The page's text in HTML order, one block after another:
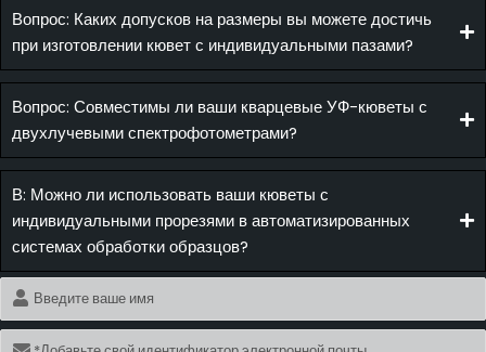
Вопрос: Каких допусков на размеры вы можете достичь
при изготовлении кювет с индивидуальными пазами?
Вопрос: Совместимы ли ваши кварцевые УФ-кюветы с
двухлучевыми спектрофотометрами?
В: Можно ли использовать ваши кюветы с
индивидуальными прорезями в автоматизированных
системах обработки образцов?
Имя
Электронная